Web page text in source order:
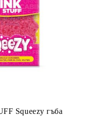
Squeezy гъба